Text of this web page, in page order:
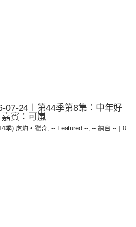
07-24︱第44季第8集：中年好
賓：可嵐
季) 虎豹 • 獵奇, -- Featured --, -- 網台 --
0